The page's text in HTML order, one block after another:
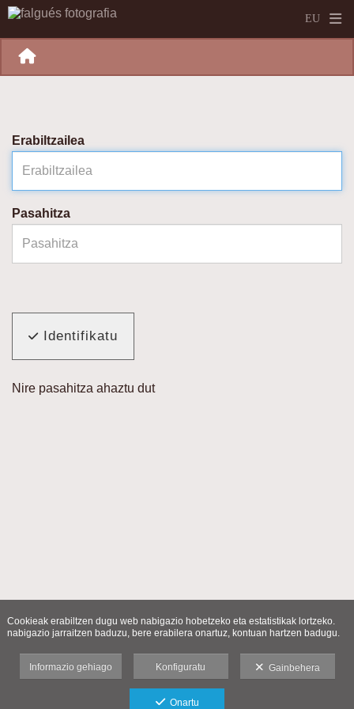
Erabiltzailea
Pasahitza
Identifikatu
Nire pasahitza ahaztu dut
Cookieak erabiltzen dugu web nabigazio hobetzeko eta estatistikak lortzeko.
nabigazio jarraitzen baduzu, bere erabilera onartuz, kontuan hartzen badugu.
Informazio gehiago Konfiguratu Gainbehera
Onartu